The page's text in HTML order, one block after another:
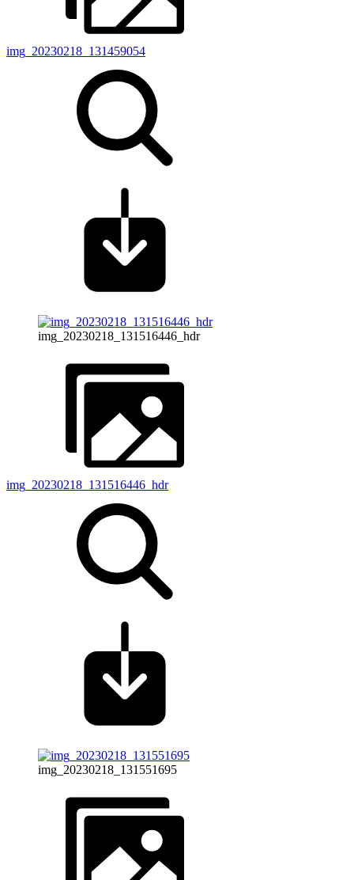
img_20230218_131459054
img_20230218_131516446_hdr
img_20230218_131516446_hdr
img_20230218_131551695